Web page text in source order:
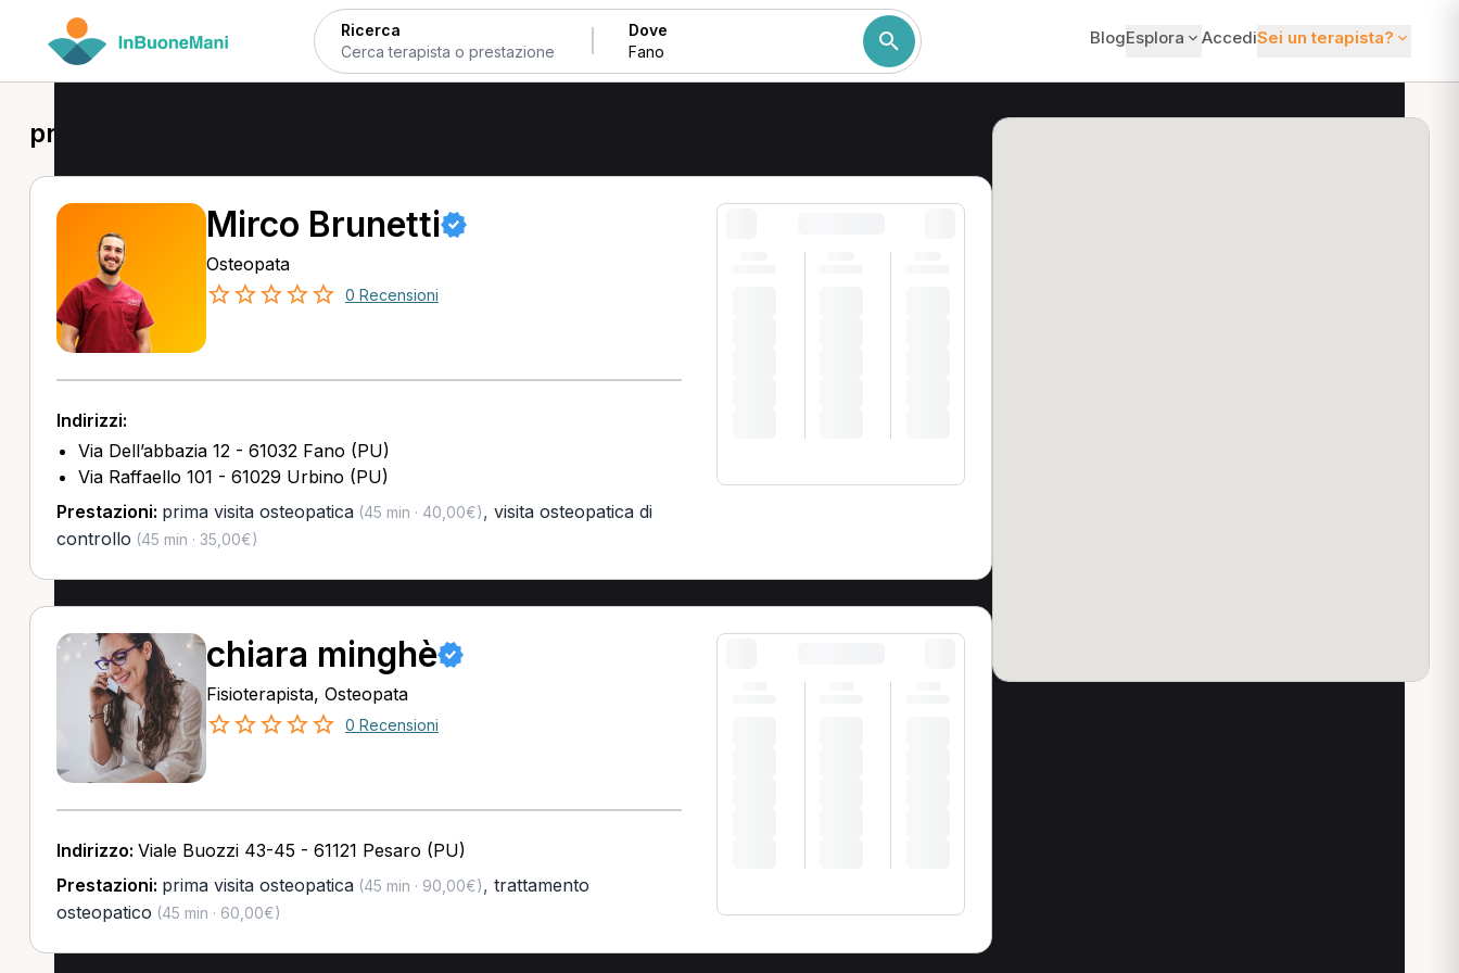
Ricerca Dove BlogEsplora AccediSei un terapista?
prima visita osteopatica a Fano
Mirco Brunetti
Osteopata
0 Recensioni
Indirizzi:
Via Dell’abbazia 12 - 61032 Fano (PU)
Via Raffaello 101 - 61029 Urbino (PU)
Prestazioni: prima visita osteopatica(45 min · 40,00€), visita osteopatica di
controllo (45 min · 35,00€)
chiara minghè
Fisioterapista, Osteopata
0 Recensioni
Indirizzo: Viale Buozzi 43-45 - 61121 Pesaro (PU)
Prestazioni: prima visita osteopatica(45 min · 90,00€), trattamento
osteopatico (45 min · 60,00€)